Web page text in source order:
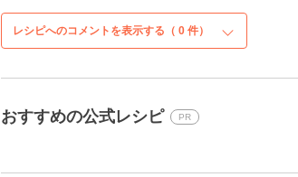
レシピへのコメントを表示する（ 0 件）
おすすめの公式レシピ PR